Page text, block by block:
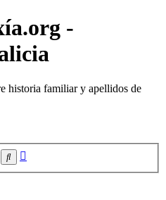
-
historia familiar y apellidos de
Buscar